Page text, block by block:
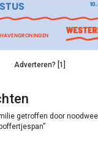
Adverteren? [1]
getroffen door